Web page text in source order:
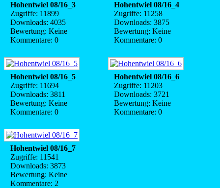
Hohentwiel 08/16_3
Zugriffe: 11899
Downloads: 4035
Bewertung: Keine
Kommentare: 0
Hohentwiel 08/16_4
Zugriffe: 11258
Downloads: 3875
Bewertung: Keine
Kommentare: 0
Hohentwiel 08/16_5
Zugriffe: 11694
Downloads: 3811
Bewertung: Keine
Kommentare: 0
Hohentwiel 08/16_6
Zugriffe: 11203
Downloads: 3721
Bewertung: Keine
Kommentare: 0
Hohentwiel 08/16_7
Zugriffe: 11541
Downloads: 3873
Bewertung: Keine
Kommentare: 2